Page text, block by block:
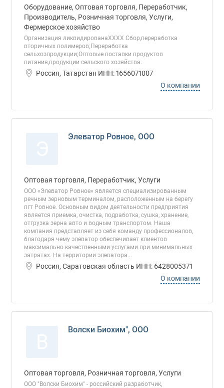
Оборудование, Оптовая торговля, Переработчик,
Производитель, Розничная торговля, Услуги,
Фермерское хозяйство
Организация ликвидированаХХХХ Сбор,переработка
вторичных полимеров;Переработка
сельхозпродукции;Оптовые поставки продуктов
питания,продукции сельского хозяйства.
Россия, Татарстан ИНН: 1656071007
О компании
Элеватор Ровное, ООО
Оптовая торговля, Переработчик, Услуги
ООО «Элеватор Ровное» является специализированным
речным зерновым терминалом, расположенным на берегу
пгт Ровное. Основным видом деятельности предприятия
является приемка, очистка, подработка, сушка, хранение,
отгрузка зерна авто и водным транспортом. Наша
компания представляет из себя команду профессионалов,
благодаря чему элеватор обеспечивает клиентов
максимально качественными услугами при минимальных
затратах. На территории элеватора...
Россия, Саратовская область ИНН: 6428005371
О компании
Волски Биохим", ООО
Оптовая торговля, Розничная торговля, Услуги
ООО "Волски Биохим" - российский разработчик,